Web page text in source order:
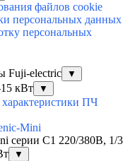
файлов cookie
персональных данных
персональных
Fuji-electric ▼
кВт ▼
ПЧ
Mini
серии C1 220/380В, 1/3
▼